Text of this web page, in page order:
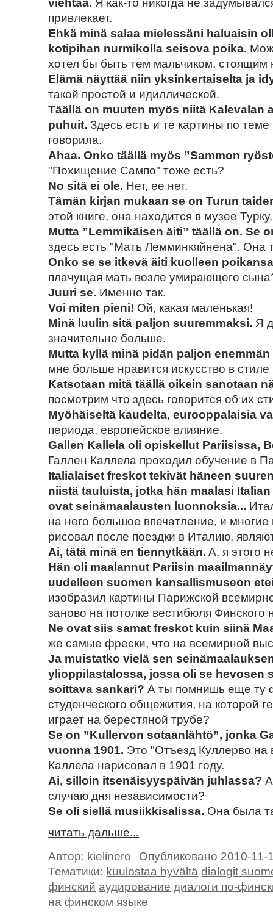
viehtää. Я как-то никогда не
привлекает.
Ehkä minä salaa mielessäni haluaisin
kotipihan nurmikolla seisova poika.
хотел бы быть тем мальчиком,
Elämä näyttää niin yksinkertaiselta ja
такой простой и идиллической.
Täällä on muuten myös niitä Kalevalan
puhuit. Здесь есть и те картины по
говорила.
Ahaa. Onko täällä myös ”Sammon
"Похищение Сампо" тоже есть?
No sitä ei ole. Нет, ее нет.
Tämän kirjan mukaan se on Turun
этой книге, она находится в музее Турку.
Mutta ”Lemmikäisen äiti” täällä on. Se
здесь есть "Мать Лемминкяйнена". Она
Onko se se itkevä äiti kuolleen
плачущая мать возле умирающего
Juuri se. Именно так.
Voi miten pieni! Ой, какая маленькая!
Minä luulin sitä paljon suuremmaksi. Я
значительно больше.
Mutta kyllä minä pidän paljon
мне больше нравится искусство в
Katsotaan mitä täällä oikein sanotaan
посмотрим что здесь говорится об их
Myöhäiseltä kaudelta, eurooppalaisia
периода, европейское влияние.
Gallen Kallela oli opiskellut Pariisissa,
Галлен Каллела проходил обучение в
Italialaiset freskot tekivät häneen
niistä tauluista, jotka hän maalasi
ovat seinämaalausten luonnoksia...
на него большое впечатление, и многие
рисовал после поездки в Италию,
Ai, tätä minä en tiennytkään. A, я этого
Hän oli maalannut Pariisin
uudelleen suomen kansallismuseon
изобразил картины Парижской
заново на потолке вестибюля Финского
Ne ovat siis samat freskot kuin siinä
же самые фрески, что на всемирной
Ja muistatko vielä sen
ylioppilastalossa, jossa oli se hevosen
soittava sankari? А ты помнишь еще ту
студенческого общежития, на которой
играет на берестяной трубе?
Se on ”Kullervon sotaanlähtö”, jonka
vuonna 1901. Это "Отъезд Куллерво на
Каллела нарисовал в 1901 году.
Ai, silloin itsenäisyyspäivän juhlassa?
случаю дня независимости?
Se oli siellä musiikkisalissa. Она была
читать дальше...
Автор: kielinero
Опубликовано 2010-11-
Тематики: kuulostaa hyvältä dialogit
финский аудирование диалоги по-
на финском языке